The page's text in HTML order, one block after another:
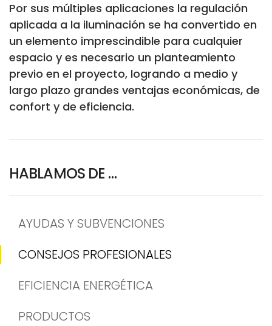
Por sus múltiples aplicaciones la regulación
aplicada a la iluminación se ha convertido en
un elemento imprescindible para cualquier
espacio y es necesario un planteamiento
previo en el proyecto, logrando a medio y
largo plazo grandes ventajas económicas, de
confort y de eficiencia.
HABLAMOS DE …
AYUDAS Y SUBVENCIONES
CONSEJOS PROFESIONALES
EFICIENCIA ENERGÉTICA
PRODUCTOS